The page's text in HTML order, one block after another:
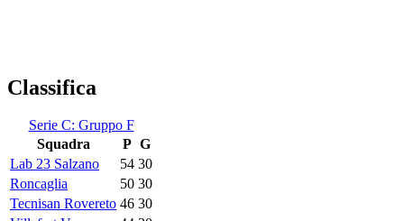
Classifica
Serie C: Gruppo F
Squadra
P G
Lab 23 Salzano
54 30
Roncaglia
50 30
Tecnisan Rovereto 46 30